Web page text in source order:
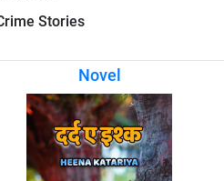
Stories
Novel